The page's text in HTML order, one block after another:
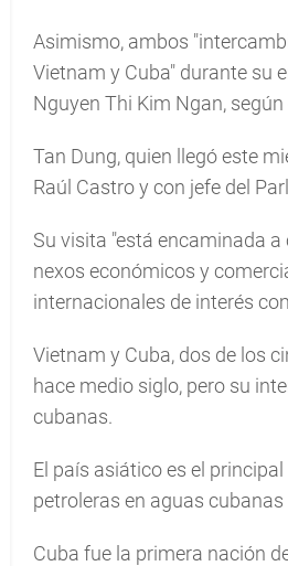
Asimismo, ambos
Vietnam y Cuba" durante su
Nguyen Thi Kim Ngan,
Tan Dung, quien llegó este
Raúl Castro y con jefe del
Su visita "está encaminada
nexos económicos y
internacionales de interés
Vietnam y Cuba, dos de los
hace medio siglo, pero su
cubanas.
El país asiático es el
petroleras en aguas
Cuba fue la primera nación